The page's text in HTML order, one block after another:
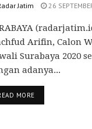
Jatim 26
Arifin, Calon
Surabaya 2020
adanya...
MORE